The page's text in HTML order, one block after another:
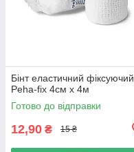
Бінт еластичний фіксуючий
Peha-fix 4см х 4м
Готово до відправки
12,90 ₴ 15 ₴